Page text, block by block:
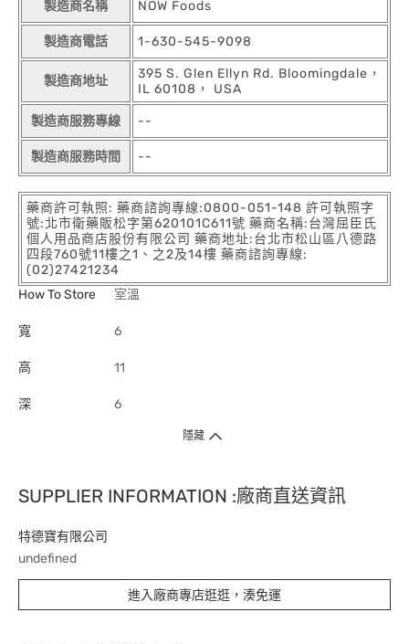
製造商名稱 NOW Foods
製造商電話 1-630-545-9098
製造商地址
395 S. Glen Ellyn Rd. Bloomingdale，
IL 60108， USA
製造商服務專線 --
製造商服務時間 --
藥商許可執照: 藥商諮詢專線:0800-051-148 許可執照字
號:北市衛藥販松字第620101C611號 藥商名稱:台灣屈臣氏
個人用品商店股份有限公司 藥商地址:台北市松山區八德路
四段760號11樓之1、之2及14樓 藥商諮詢專線:
(02)27421234
How To Store
室溫
寬 6
高 11
深 6
隱藏
SUPPLIER INFORMATION :廠商直送資訊
特德寶有限公司
undefined
進入廠商專店逛逛，湊免運